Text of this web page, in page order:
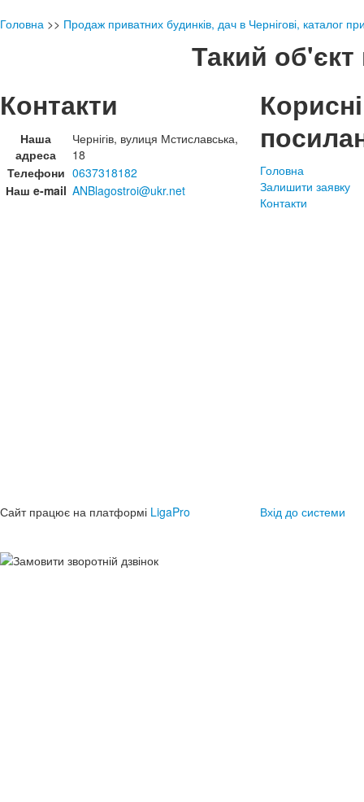
Головна >> Продаж приватних будинків, дач в Чернігові, каталог
Такий об'єкт
Контакти
Наша
адреса
Чернігів, вулиця Мстиславська,
18
Телефони 0637318182
Наш e-mail ANBlagostroi@ukr.net
Корисні
Головна
Залишити заявку
Контакти
Сайт працює на платформі LigaPro Вхід до системи